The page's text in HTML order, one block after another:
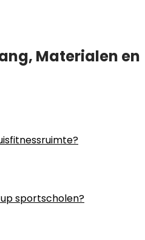
Materialen en
sportscholen?